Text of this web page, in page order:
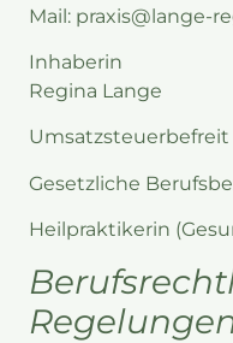
Mail: praxis@lange-
Inhaberin
Regina Lange
Umsatzsteuerbefreit
Gesetzliche
Heilpraktikerin